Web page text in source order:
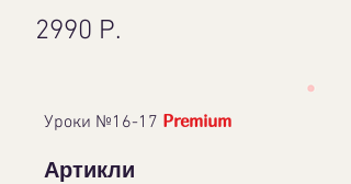
2990 Р.
Уроки №16-17 Premium
Артикли